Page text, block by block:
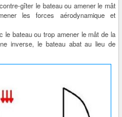
gîter le bateau ou amener le mât
les forces aérodynamique et
le bateau ou trop amener le mât de la
inverse, le bateau abat au lieu de